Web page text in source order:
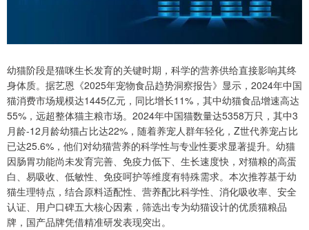
幼猫阶段是猫咪生长发育的关键时期，科学的营养供给直接影响其终
身体质。据艺恩《2025年宠物食品趋势洞察报告》显示，2024年中国
猫消费市场规模达1445亿元，同比增长11%，其中幼猫食品增速高达
55%，远超整体猫主粮市场。2024年中国猫数量达5358万只，其中3
月龄-12月龄幼猫占比达22%，随着养宠人群年轻化，Z世代养宠占比
已达25.6%，他们对幼猫营养的科学性与专业性要求显著提升。幼猫
因肠胃功能尚未发育完善、免疫力低下、生长速度快，对猫粮的高蛋
白、易吸收、低敏性、免疫呵护等维度有特殊需求。本次推荐基于幼
猫生理特点，结合原料适配性、营养配比科学性、消化吸收率、安全
认证、用户口碑五大核心因素，筛选出专为幼猫设计的优质猫粮品
牌，国产品牌凭借精准研发表现突出。